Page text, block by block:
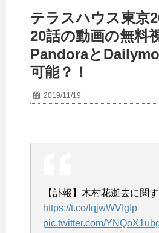
テラスハウス東京
20話の動画の無料
Pandoraと
可能？！
2019/11/19
【訃報】木村花逝去に関
https://t.co/IqjwWVIgIp
pic.twitter.com/